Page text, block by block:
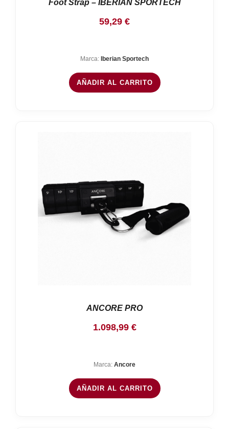
Foot Strap – IBERIAN SPORTECH
59,29 €
Marca: Iberian Sportech
AÑADIR AL CARRITO
ANCORE PRO
1.098,99 €
Marca: Ancore
AÑADIR AL CARRITO